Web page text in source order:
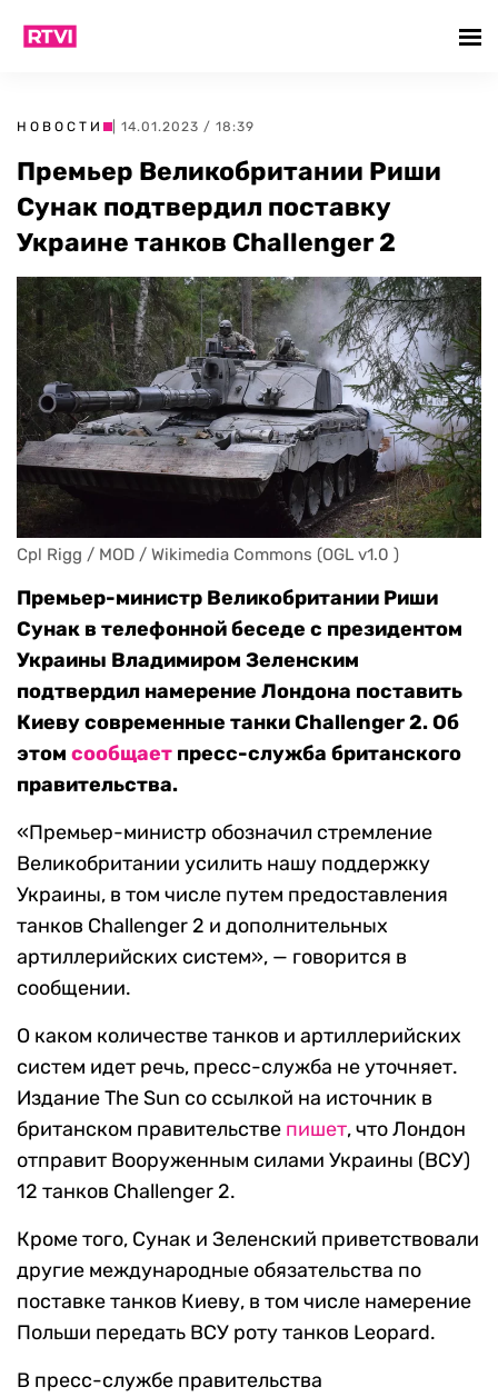
НОВОСТИ | 14.01.2023 / 18:39
Премьер Великобритании Риши
Сунак подтвердил поставку
Украине танков Challenger 2
Cpl Rigg / MOD / Wikimedia Commons (OGL v1.0 )
Премьер-министр Великобритании Риши
Сунак в телефонной беседе с президентом
Украины Владимиром Зеленским
подтвердил намерение Лондона поставить
Киеву современные танки Challenger 2. Об
этом сообщает пресс-служба британского
правительства.
«Премьер-министр обозначил стремление
Великобритании усилить нашу поддержку
Украины, в том числе путем предоставления
танков Challenger 2 и дополнительных
артиллерийских систем», — говорится в
сообщении.
О каком количестве танков и артиллерийских
систем идет речь, пресс-служба не уточняет.
Издание The Sun со ссылкой на источник в
британском правительстве пишет, что Лондон
отправит Вооруженным силами Украины (ВСУ)
12 танков Challenger 2.
Кроме того, Сунак и Зеленский приветствовали
другие международные обязательства по
поставке танков Киеву, в том числе намерение
Польши передать ВСУ роту танков Leopard.
В пресс-службе правительства